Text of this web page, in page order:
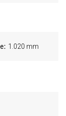
1.020 mm